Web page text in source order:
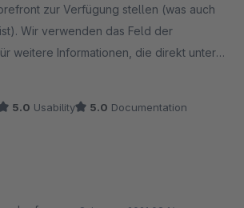
zur Verfügung stellen (was auch
Wir verwenden das Feld der
weitere Informationen, die direkt unter
werden sollen. (Dazu haben wir
sehr schnell auf Fragen und Hinweise
Plugin auch noch gratis ist!
5.0 Usability 5.0 Documentation